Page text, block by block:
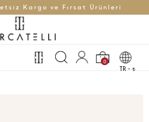
Kargo ve Fırsat Ürünleri
0
TR - t